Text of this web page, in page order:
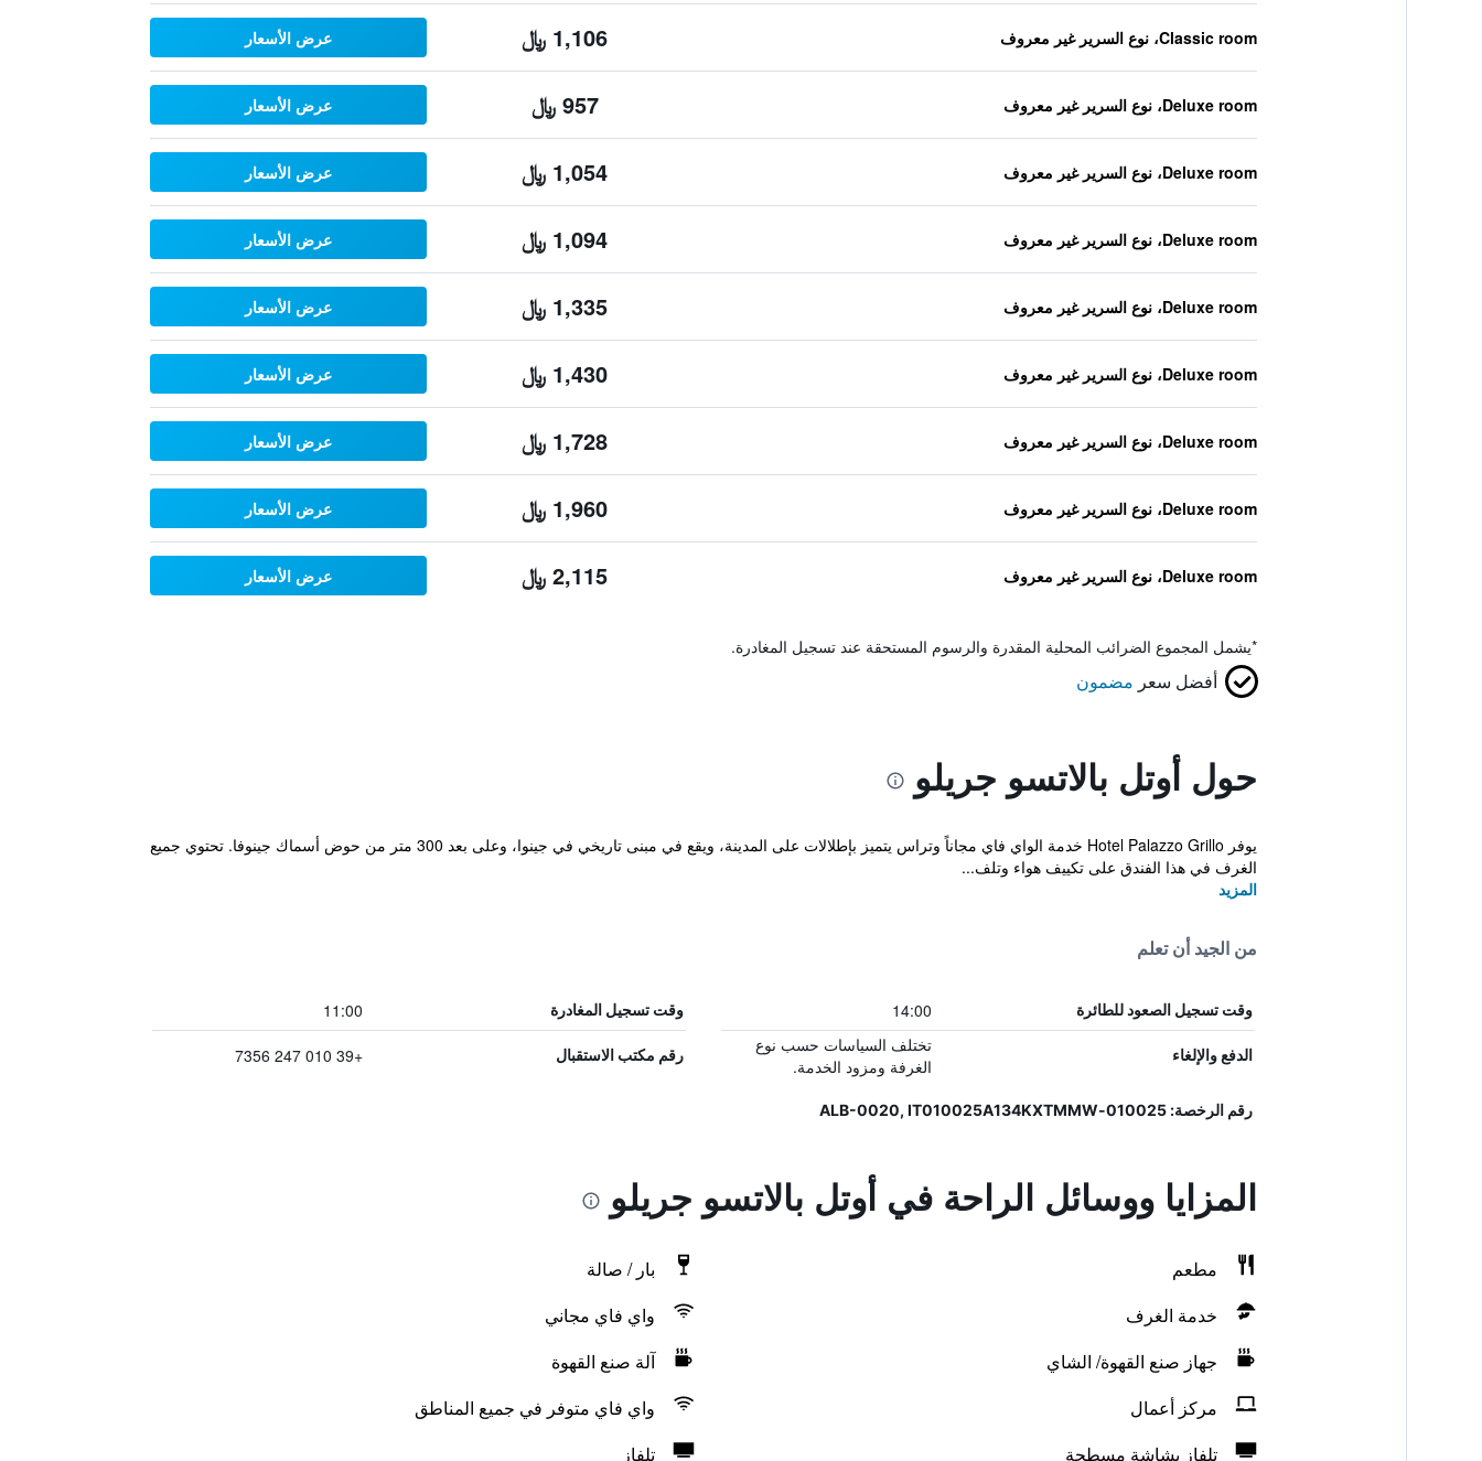
Classic room، نوع السرير غير معروف 1,106 ﷼ عرض الأسعار
Deluxe room، نوع السرير غير معروف 957 ﷼ عرض الأسعار
Deluxe room، نوع السرير غير معروف 1,054 ﷼ عرض الأسعار
Deluxe room، نوع السرير غير معروف 1,094 ﷼ عرض الأسعار
Deluxe room، نوع السرير غير معروف 1,335 ﷼ عرض الأسعار
Deluxe room، نوع السرير غير معروف 1,430 ﷼ عرض الأسعار
Deluxe room، نوع السرير غير معروف 1,728 ﷼ عرض الأسعار
Deluxe room، نوع السرير غير معروف 1,960 ﷼ عرض الأسعار
Deluxe room، نوع السرير غير معروف 2,115 ﷼ عرض الأسعار
*يشمل المجموع الضرائب المحلية المقدرة والرسوم المستحقة عند تسجيل المغادرة.
أفضل سعر مضمون
حول أوتل بالاتسو جريلو
يوفر Hotel Palazzo Grillo خدمة الواي فاي مجاناً وتراس يتميز بإطلالات على المدينة، ويقع في مبنى تاريخي في جينوا، وعلى بعد 300 متر من حوض أسماك جينوفا. تحتوي جميع
الغرف في هذا الفندق على تكييف هواء وتلف...
المزيد
من الجيد أن تعلم
وقت تسجيل الصعود للطائرة 14:00 وقت تسجيل المغادرة 11:00
الدفع والإلغاء
تختلف السياسات حسب نوع
الغرفة ومزود الخدمة.
رقم مكتب الاستقبال +39 010 247 7356
رقم الرخصة: 010025-ALB-0020, IT010025A134KXTMMW
المزايا ووسائل الراحة في أوتل بالاتسو جريلو
مطعم
بار / صالة
خدمة الغرف
واي فاي مجاني
جهاز صنع القهوة/ الشاي
آلة صنع القهوة
مركز أعمال
واي فاي متوفر في جميع المناطق
تلفاز بشاشة مسطحة
تلفاز